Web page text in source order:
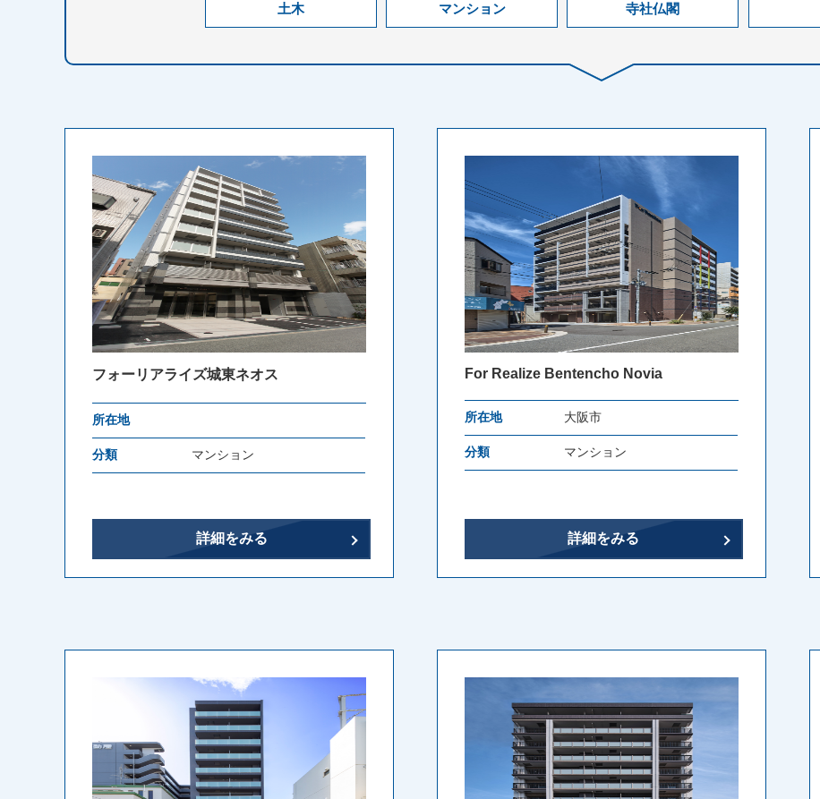
土木 マンション 寺社仏閣
フォーリアライズ城東ネオス
所在地
分類 マンション
詳細をみる
For Realize Bentencho Novia
所在地 大阪市
分類 マンション
詳細をみる